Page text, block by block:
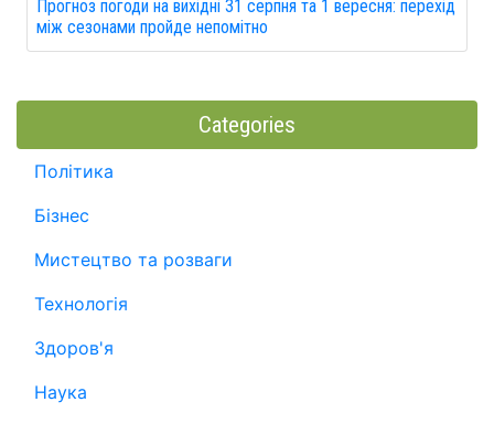
Прогноз погоди на вихідні 31 серпня та 1 вересня: перехід
між сезонами пройде непомітно
Categories
Політика
Бізнес
Мистецтво та розваги
Технологія
Здоров'я
Наука